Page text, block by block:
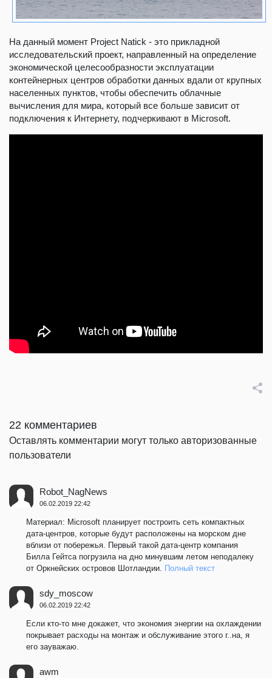
На данный момент Project Natick - это прикладной
исследовательский проект, направленный на определение
экономической целесообразности эксплуатации
контейнерных центров обработки данных вдали от крупных
населенных пунктов, чтобы обеспечить облачные
вычисления для мира, который все больше зависит от
подключения к Интернету, подчеркивают в Microsoft.
22 комментариев
Оставлять комментарии могут только авторизованные
пользователи
Robot_NagNews
06.02.2019 22:42
Материал: Microsoft планирует построить сеть компактных
дата-центров, которые будут расположены на морском дне
вблизи от побережья. Первый такой дата-центр компания
Билла Гейтса погрузила на дно минувшим летом неподалеку
от Оркнейских островов Шотландии.
Полный текст
sdy_moscow
06.02.2019 22:42
Если кто-то мне докажет, что экономия энергии на охлаждении
покрывает расходы на монтаж и обслуживание этого г..на, я
его зауважаю.
awm